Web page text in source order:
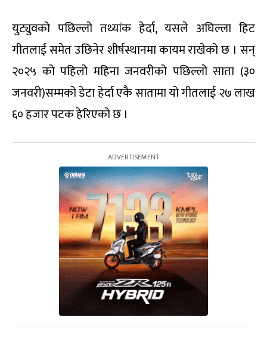
युट्युवको पछिल्लो तथ्यांक हेर्दा, यसले अघिल्ला हिट
गीतलाई समेत उछिनेर शीर्षस्थानमा कायम राखेको छ । सन्
२०२५ को पहिलो महिना जनवरीको पछिल्लो साता (३०
जनवरी)सम्मको डेटा हेर्दा एकै सातामा यो गीतलाई २७ लाख
६० हजार पटक हेरिएको छ ।